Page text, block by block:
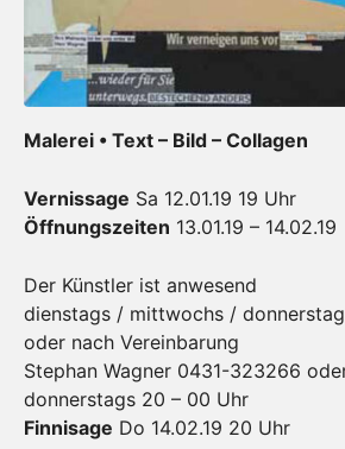
Malerei • Text – Bild – Collagen
Vernissage Sa 12.01.19 19 Uhr
Öffnungszeiten 13.01.19 – 14.02.19
Der Künstler ist anwesend
dienstags / mittwochs /
oder nach Vereinbarung
Stephan Wagner 0431-323266
donnerstags 20 – 00 Uhr
Finnisage Do 14.02.19 20 Uhr